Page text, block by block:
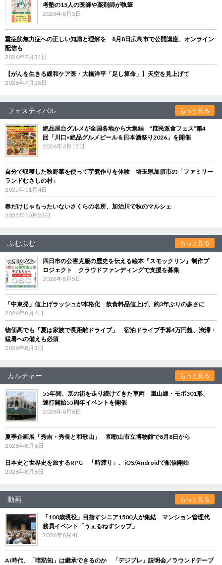
考塾の15人の医師や薬剤師が執筆
2026年8月5日
重症筋無力症への正しい知識と理解を 8月8日広島市で公開講座、オンライン
配信も
2026年7月31日
【がんを生きる緩和ケア医・大橋洋平「足し算命」】天空を見上げて
2026年7月28日
フェスティバル もっと見る
絶品屋台グルメが全国各地から大集結 “庶民派食フェス”第4
回「川口×絶品グルメビール＆日本酒祭り2026」を開催
2026年4月15日
自分で収穫した秋野菜を使って芋煮作りを体験 埼玉県加須市の「ファミリー
ランドむさしの村」
2025年11月4日
春だけじゃもったいないさくらの名所、加治川で秋のマルシェ
2025年10月23日
ふむふむ もっと見る
四日市の公害克服の歴史を伝える絵本『スモックリン』制作プ
ロジェクト クラウドファンディングで支援を募集
2026年8月5日
「中東発」値上げラッシュが本格化 飲食料品値上げ、約3年ぶりの多さに
2026年8月4日
物価高でも「夏は家族で長距離ドライブ」 宿泊ドライブ予算4万円超、渋滞・
猛暑への備えも必須
2026年8月3日
カルチャー もっと見る
55年間、京の街を走り続けてきた車両 嵐山線・モボ301形、
運行開始55周年イベントを開催
2026年8月6日
夏季企画展「秀吉・秀長と和歌山」 和歌山市立博物館で8月8日から
2026年8月6日
日本史と世界史を旅するRPG 「時渡り」、iOS/Androidで配信開始
2026年8月6日
動画 もっと見る
「100歳現役」目指すシニア1500人が集結 マンション管理代
務員イベント「うぇるねすシップ」
2026年8月4日
AI時代、「暗黙知」は継承できるのか 「デジブレ」説明会／ラウンドテーブ